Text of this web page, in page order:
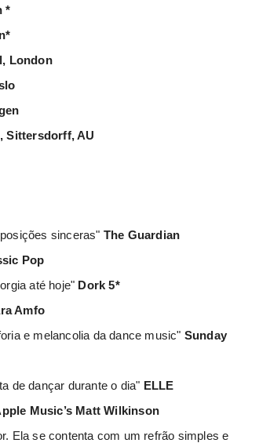
*
London
Sittersdorff, AU
sinceras" The Guardian
Pop
até hoje" Dork 5*
Amfo
e melancolia da dance music" Sunday
de dançar durante o dia" ELLE
Music’s Matt Wilkinson
Ela se contenta com um refrão simples e